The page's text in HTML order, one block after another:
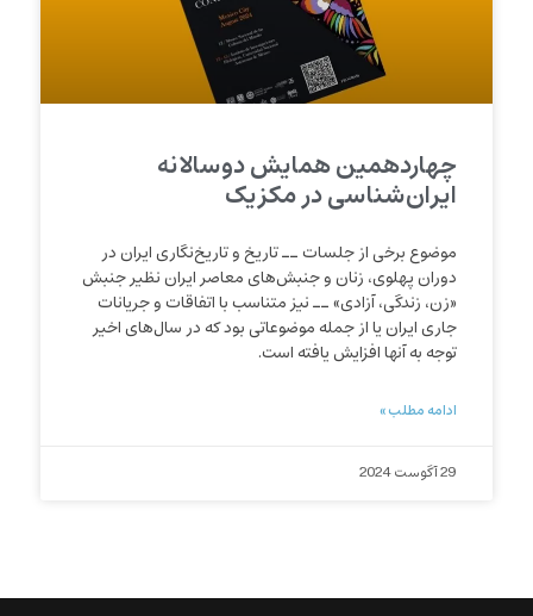
چهاردهمین همایش دوسالانه‌
ایران‌شناسی در مکزیک
موضوع برخی از جلسات ــ تاریخ و تاریخ‌نگاری ایران در
دوران پهلوی، زنان و جنبش‌های معاصر ایران نظیر جنبش
«زن، زندگی، آزادی» ــ نیز متناسب با اتفاقات و جریانات
جاری ایران یا از جمله موضوعاتی بود که در سال‌های اخیر
توجه به آنها افزایش یافته است.
ادامه مطلب »
29 آگوست 2024